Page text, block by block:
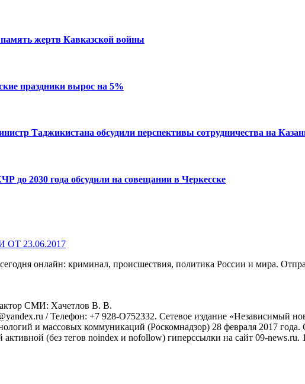
жертв Кавказской войны
праздники вырос на 5%
Таджикистана обсудили перспективы сотрудничества на
до 2030 года обсудили на совещании в Черкесске
23.06.2017
онлайн: криминал, происшествия, политика России и мира.
СМИ: Хaчeтлoв B. B.
/ Телефон: +7 928-O752332. Сетевое издание «Независимый
и массовых коммуникаций (Роскомнадзор) 28 февраля 2017
активной (без тегов noindex и nofollow) гиперссылки на сайт 09-news.ru.